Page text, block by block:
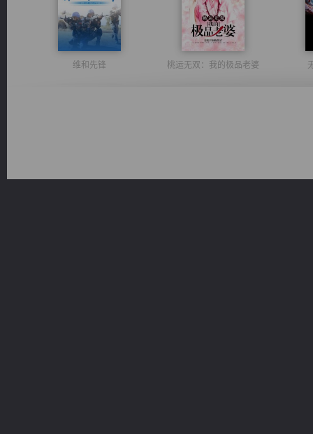
维和先锋 桃运无双：我的极品老婆